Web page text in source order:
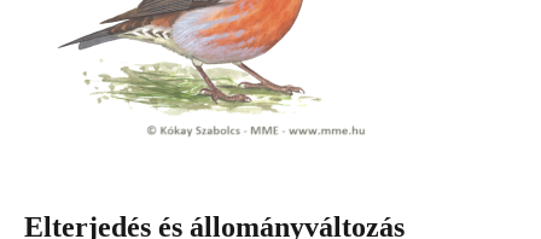
Elterjedés és állományváltozás